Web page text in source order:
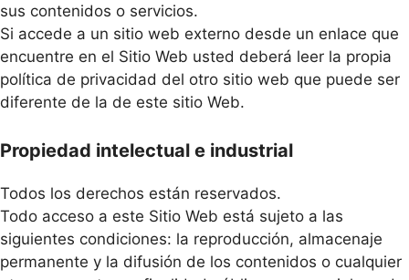
sus contenidos o servicios.
Si accede a un sitio web externo desde un enlace que
encuentre en el Sitio Web usted deberá leer la propia
política de privacidad del otro sitio web que puede ser
diferente de la de este sitio Web.
Propiedad intelectual e industrial
Todos los derechos están reservados.
Todo acceso a este Sitio Web está sujeto a las
siguientes condiciones: la reproducción, almacenaje
permanente y la difusión de los contenidos o cualquier